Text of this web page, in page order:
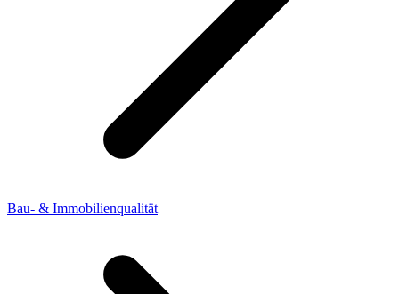
Bau- & Immobilienqualität